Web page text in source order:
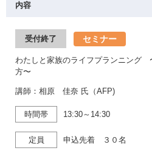
内容
受付終了 セミナー
わたしと家族のライフプランニング
方〜
講師：相原 佳奈 氏（AFP)
時間帯 13:30～14:30
定員 申込先着 ３０名